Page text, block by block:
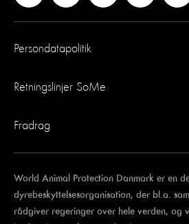
Persondatapolitik
Retningslinjer SoMe
Fradrag
World Animal Protection Danmark er en
dyrebeskyttelsesorganisation, der bl.a.
rådgiver regeringer over hele verden, og